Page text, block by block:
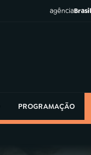
agênciaBrasil
PROGRAMAÇÃO